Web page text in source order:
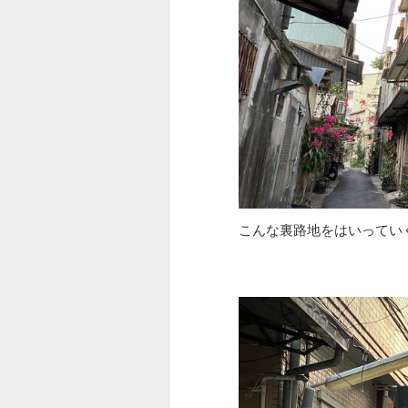
こんな裏路地をはいってい